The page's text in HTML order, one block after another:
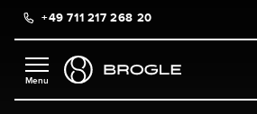
content+49 711 217 268 20